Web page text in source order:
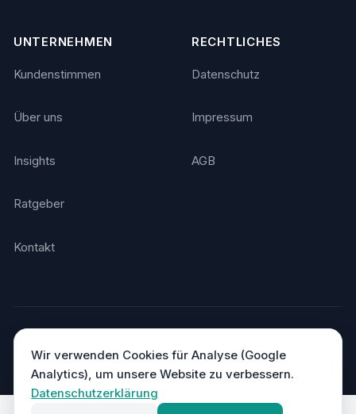
UNTERNEHMEN
Kundenstimmen
Über uns
Insights
Ratgeber
Kontakt
RECHTLICHES
Datenschutz
Impressum
AGB
DSGVO-konform · Hosting in Deutschland
Wir verwenden Cookies für Analyse (Google
Analytics), um unsere Website zu verbessern.
Datenschutzerklärung